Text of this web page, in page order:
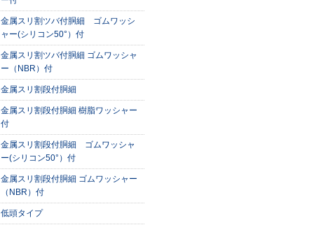
金属スリ割ツバ付胴細 ゴムワッシ
ャー(シリコン50°）付
金属スリ割ツバ付胴細 ゴムワッシャ
ー（NBR）付
金属スリ割段付胴細
金属スリ割段付胴細 樹脂ワッシャー
付
金属スリ割段付胴細 ゴムワッシャ
ー(シリコン50°）付
金属スリ割段付胴細 ゴムワッシャー
（NBR）付
低頭タイプ